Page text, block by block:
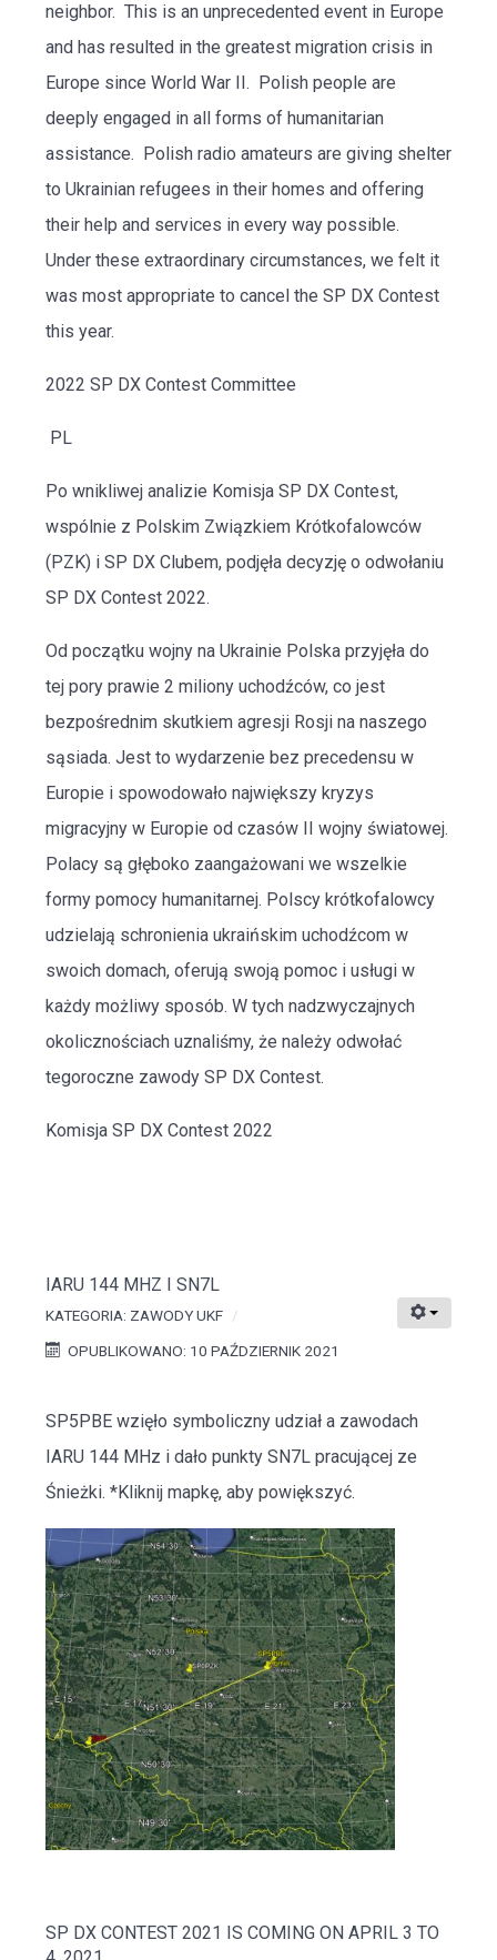
neighbor. This is an unprecedented event in Europe
and has resulted in the greatest migration crisis in
Europe since World War II. Polish people are
deeply engaged in all forms of humanitarian
assistance. Polish radio amateurs are giving shelter
to Ukrainian refugees in their homes and offering
their help and services in every way possible.
Under these extraordinary circumstances, we felt it
was most appropriate to cancel the SP DX Contest
this year.
2022 SP DX Contest Committee
PL
Po wnikliwej analizie Komisja SP DX Contest,
wspólnie z Polskim Związkiem Krótkofalowców
(PZK) i SP DX Clubem, podjęła decyzję o odwołaniu
SP DX Contest 2022.
Od początku wojny na Ukrainie Polska przyjęła do
tej pory prawie 2 miliony uchodźców, co jest
bezpośrednim skutkiem agresji Rosji na naszego
sąsiada. Jest to wydarzenie bez precedensu w
Europie i spowodowało największy kryzys
migracyjny w Europie od czasów II wojny światowej.
Polacy są głęboko zaangażowani we wszelkie
formy pomocy humanitarnej. Polscy krótkofalowcy
udzielają schronienia ukraińskim uchodźcom w
swoich domach, oferują swoją pomoc i usługi w
każdy możliwy sposób. W tych nadzwyczajnych
okolicznościach uznaliśmy, że należy odwołać
tegoroczne zawody SP DX Contest.
Komisja SP DX Contest 2022
IARU 144 MHZ I SN7L
KATEGORIA: ZAWODY UKF
OPUBLIKOWANO: 10 PAŹDZIERNIK 2021
SP5PBE wzięło symboliczny udział a zawodach
IARU 144 MHz i dało punkty SN7L pracującej ze
Śnieżki. *Kliknij mapkę, aby powiększyć.
SP DX CONTEST 2021 IS COMING ON APRIL 3 TO